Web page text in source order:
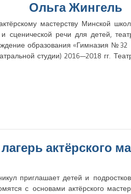
Ольга Жингель
мастерству Минской
и сценической речи для детей,
образования «Гимназия № 32
студии) 2016—2018 гг.
актёрского
приглашает детей и
с основами актёрского